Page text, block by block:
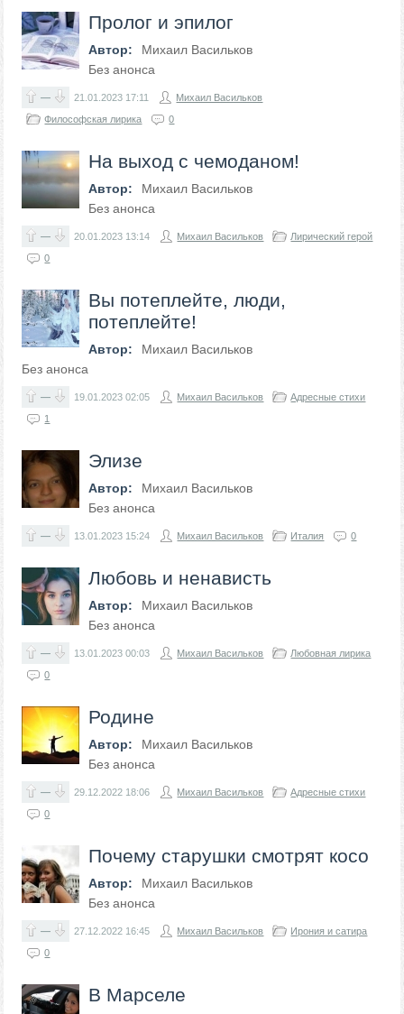
Пролог и эпилог
Автор:
Михаил Васильков
Без анонса
— 21.01.2023 17:11
Михаил Васильков
Философская лирика
0
На выход с чемоданом!
Автор:
Михаил Васильков
Без анонса
— 20.01.2023 13:14 Михаил Васильков
Лирический герой
0
Вы потеплейте, люди,
потеплейте!
Автор:
Михаил Васильков
Без анонса
— 19.01.202302:05 Михаил Васильков
Адресные стихи
1
Элизе
Автор:
Михаил Васильков
Без анонса
— 13.01.2023 15:24 Михаил Васильков Италия 0
Любовь и ненависть
Автор:
Михаил Васильков
Без анонса
— 13.01.202300:03 Михаил Васильков
Любовная лирика
0
Родине
Автор:
Михаил Васильков
Без анонса
— 29.12.2022 18:06 Михаил Васильков
Адресные стихи
0
Почему старушки смотрят косо
Автор:
Михаил Васильков
Без анонса
— 27.12.2022 16:45 Михаил Васильков
Ирония и сатира
0
В Марселе